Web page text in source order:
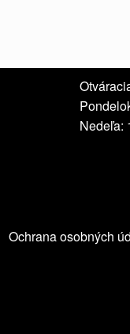
Nedeľa:
Ochrana osobných